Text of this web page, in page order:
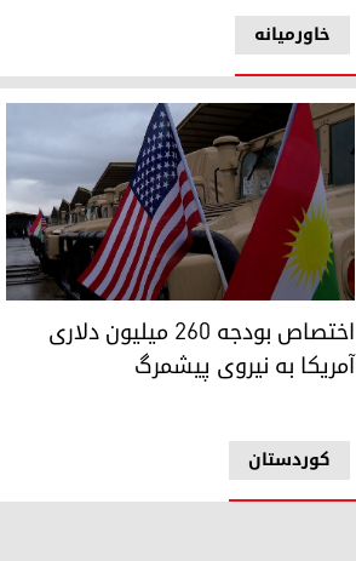
خاورمیانه
پنتاگون از نقش نیروی پیشمرگ در مواجه
کوردستان
اختصاص بودجه 260 میلیون دلاری
آمریکا به نیروی پیشمرگ